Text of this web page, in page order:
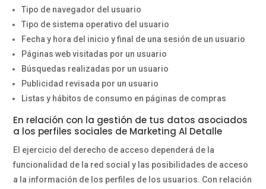
Tipo de navegador del usuario
Tipo de sistema operativo del usuario
Fecha y hora del inicio y final de una sesión de un usuario
Páginas web visitadas por un usuario
Búsquedas realizadas por un usuario
Publicidad revisada por un usuario
Listas y hábitos de consumo en páginas de compras
En relación con la gestión de tus datos asociados
a los perfiles sociales de Marketing Al Detalle
El ejercicio del derecho de acceso dependerá de la
funcionalidad de la red social y las posibilidades de acceso
a la información de los perfiles de los usuarios. Con relación